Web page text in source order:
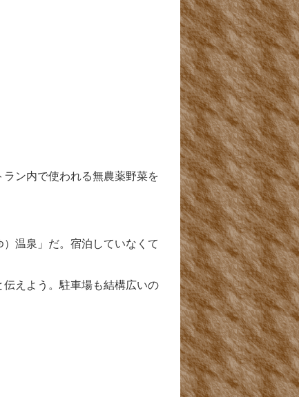
ン内で使われる無農薬野菜を
温泉」だ。宿泊していなくて
えよう。駐車場も結構広いの